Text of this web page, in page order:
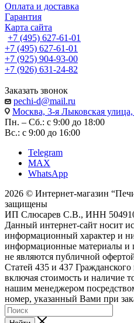
Оплата и доставка
Гарантия
Карта сайта
+7 (495) 627-61-01
+7 (495) 627-61-01
+7 (925) 904-93-00
+7 (926) 631-24-82
Заказать звонок
pechi-d@mail.ru
Москва, 3-я Лыковская
Пн. – Сб.: с 9:00 до 18:00
Вс.: с 9:00 до 16:00
Telegram
MAX
WhatsApp
2026 © Интернет-магазин
защищены
ИП Слюсарев С.В., ИНН
Данный интернет-сайт носит
информационный характер и
информационные материалы и
не являются публичной
Статей 435 и 437
включая стоимость и наличие
нашим менеджером
номер, указанный Вами при